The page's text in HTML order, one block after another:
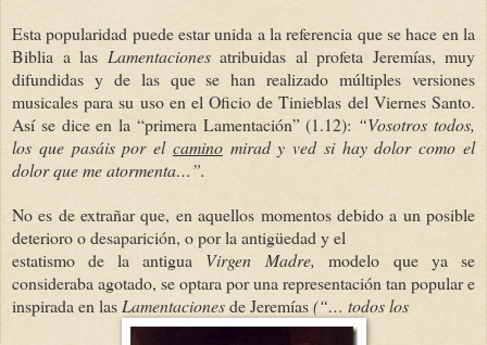
Esta popularidad puede estar unida a la referencia que se hace en la
Biblia a las Lamentaciones atribuidas al profeta Jeremías, muy
difundidas y de las que se han realizado múltiples versiones
musicales para su uso en el Oficio de Tinieblas del Viernes Santo.
Así se dice en la “primera Lamentación” (1.12): “Vosotros todos,
los que pasáis por el caminomirad y ved si hay dolor como el
dolor que me atormenta…”.
No es de extrañar que, en aquellos momentos debido a un posible
deterioro o desaparición, o por la antigüedad y el
estatismo de la antigua Virgen Madre, modelo que ya se
consideraba agotado, se optara por una representación tan popular e
inspirada en las Lamentacionesde Jeremías(“… todos los